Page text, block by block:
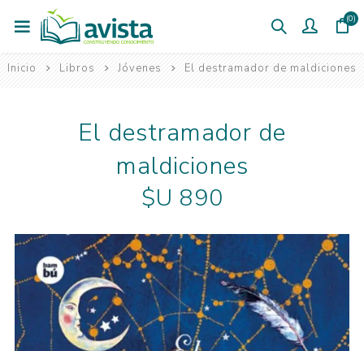
(0)
Inicio Libros Jóvenes El destramador de maldiciones
El destramador de
maldiciones
$U 890